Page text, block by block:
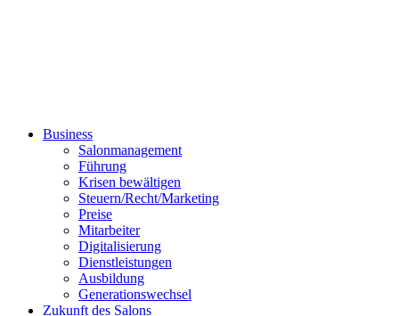
Business
Salonmanagement
Führung
Krisen bewältigen
Steuern/Recht/Marketing
Preise
Mitarbeiter
Digitalisierung
Dienstleistungen
Ausbildung
Generationswechsel
Zukunft des Salons